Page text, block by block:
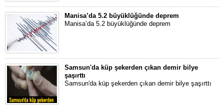
Manisa’da 5.2 büyüklüğünde deprem
Manisa’da 5.2 büyüklüğünde deprem
Samsun'da küp şekerden çıkan demir bilye
şaşırttı
Samsun'da küp şekerden çıkan demir bilye şaşırttı